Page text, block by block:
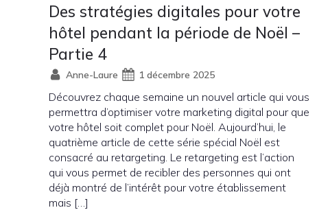
Des stratégies digitales pour votre
hôtel pendant la période de Noël –
Partie 4
Anne-Laure 1 décembre 2025
Découvrez chaque semaine un nouvel article qui vous
permettra d’optimiser votre marketing digital pour que
votre hôtel soit complet pour Noël. Aujourd’hui, le
quatrième article de cette série spécial Noël est
consacré au retargeting. Le retargeting est l’action
qui vous permet de recibler des personnes qui ont
déjà montré de l’intérêt pour votre établissement
mais […]